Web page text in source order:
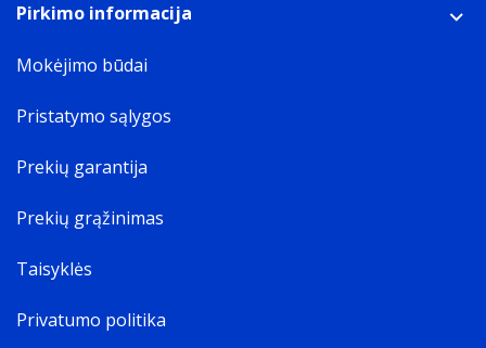
Pirkimo informacija
Mokėjimo būdai
Pristatymo sąlygos
Prekių garantija
Prekių grąžinimas
Taisyklės
Privatumo politika